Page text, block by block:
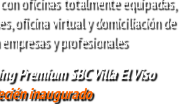
oficina virtual y domiciliación de
y profesionales
PremiumSBC Villa El Viso
inaugurado